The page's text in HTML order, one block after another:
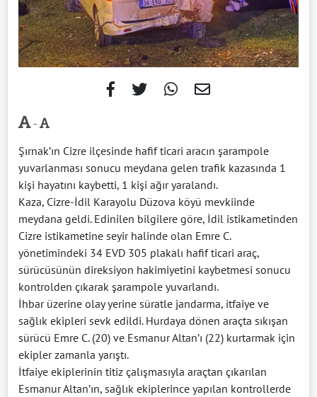
-
Şırnak’ın Cizre ilçesinde hafif ticari aracın şarampole
yuvarlanması sonucu meydana gelen trafik kazasında 1
kişi hayatını kaybetti, 1 kişi ağır yaralandı.
Kaza, Cizre-İdil Karayolu Düzova köyü mevkiinde
meydana geldi. Edinilen bilgilere göre, İdil istikametinden
Cizre istikametine seyir halinde olan Emre C.
yönetimindeki 34 EVD 305 plakalı hafif ticari araç,
sürücüsünün direksiyon hakimiyetini kaybetmesi sonucu
kontrolden çıkarak şarampole yuvarlandı.
İhbar üzerine olay yerine süratle jandarma, itfaiye ve
sağlık ekipleri sevk edildi. Hurdaya dönen araçta sıkışan
sürücü Emre C. (20) ve Esmanur Altan’ı (22) kurtarmak için
ekipler zamanla yarıştı.
İtfaiye ekiplerinin titiz çalışmasıyla araçtan çıkarılan
Esmanur Altan’ın, sağlık ekiplerince yapılan kontrollerde